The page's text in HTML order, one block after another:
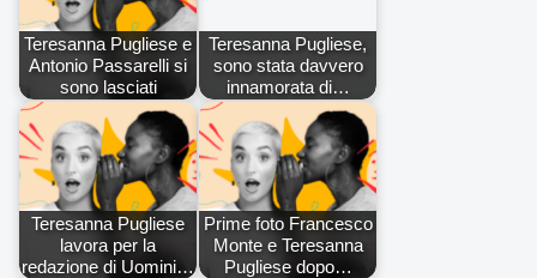
Teresanna Pugliese e
Antonio Passarelli si
sono lasciati
Teresanna Pugliese,
sono stata davvero
innamorata di…
Teresanna Pugliese
lavora per la
redazione di Uomini…
Prime foto Francesco
Monte e Teresanna
Pugliese dopo…